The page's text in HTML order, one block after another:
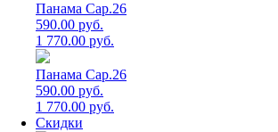
Панама Cap.26
590.00 руб.
1 770.00 руб.
Панама Cap.26
590.00 руб.
1 770.00 руб.
Скидки